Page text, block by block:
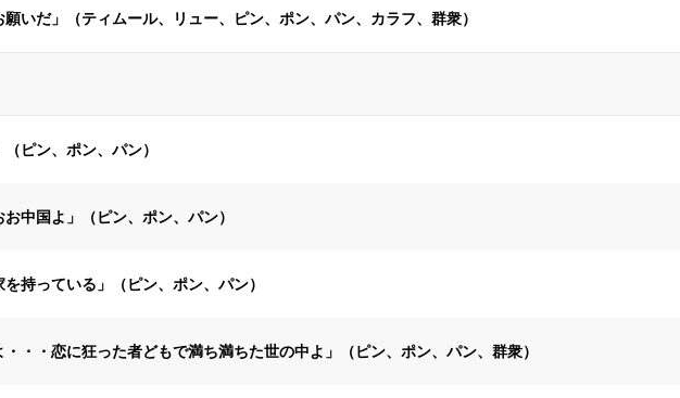
願いだ」（ティムール、リュー、ピン、ポン、パン、カラフ、群衆）
（ピン、ポン、パン）
お中国よ」（ピン、ポン、パン）
を持っている」（ピン、ポン、パン）
・・・恋に狂った者どもで満ち満ちた世の中よ」（ピン、ポン、パン、群衆）